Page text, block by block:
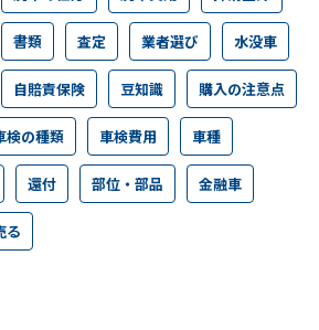
書類 査定 業者選び 水没車
自賠責保険 豆知識 購入の注意点
検の種類 車検費用 車種
還付 部位・部品 金融車
る